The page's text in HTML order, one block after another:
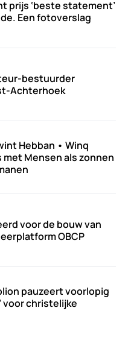
prijs ‘beste statement’
Een fotoverslag
bestuurder
Achterhoek
Hebban • Winq
Mensen als zonnen
voor de bouw van
OBCP
pauzeert voorlopig
voor christelijke